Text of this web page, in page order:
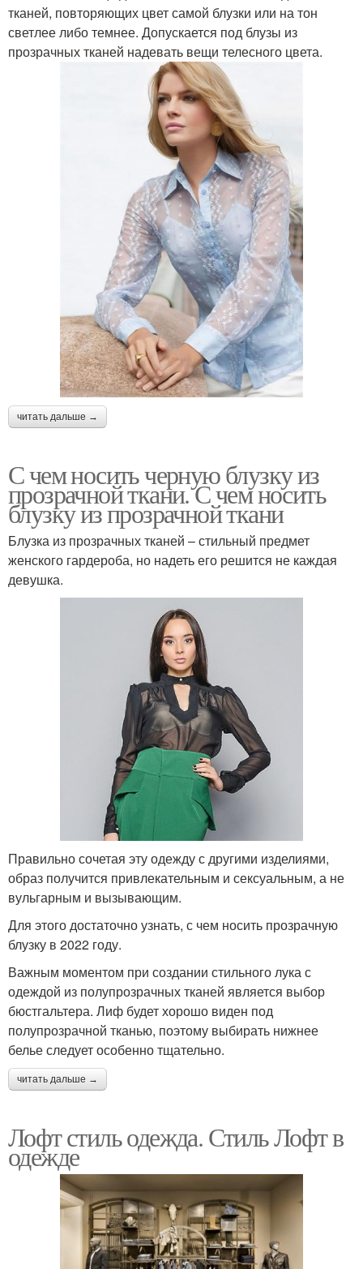
тканей, повторяющих цвет самой блузки или на тон
светлее либо темнее. Допускается под блузы из
прозрачных тканей надевать вещи телесного цвета.
читать дальше →
С чем носить черную блузку из
прозрачной ткани. С чем носить
блузку из прозрачной ткани
Блузка из прозрачных тканей – стильный предмет
женского гардероба, но надеть его решится не каждая
девушка.
Правильно сочетая эту одежду с другими изделиями,
образ получится привлекательным и сексуальным, а не
вульгарным и вызывающим.
Для этого достаточно узнать, с чем носить прозрачную
блузку в 2022 году.
Важным моментом при создании стильного лука с
одеждой из полупрозрачных тканей является выбор
бюстгальтера. Лиф будет хорошо виден под
полупрозрачной тканью, поэтому выбирать нижнее
белье следует особенно тщательно.
читать дальше →
Лофт стиль одежда. Стиль Лофт в
одежде